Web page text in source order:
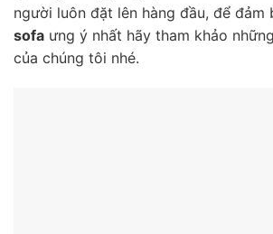
người luôn đặt lên hàng đầu, để đảm
sofa ưng ý nhất hãy tham khảo
của chúng tôi nhé.